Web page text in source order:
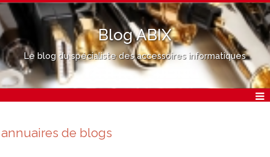
Blog ABIX
Le blog du spécialiste des accessoires informatiques
annuaires de blogs